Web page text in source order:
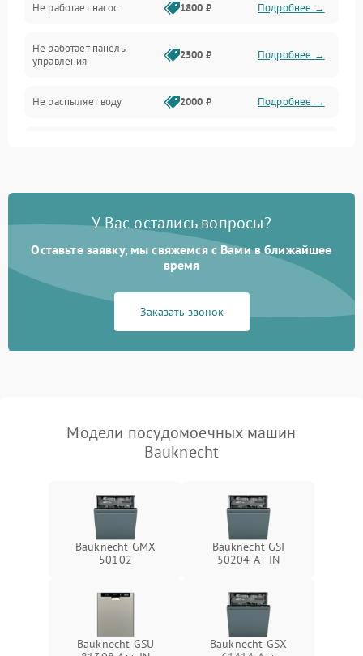
Вода
Гигиена
Программное обеспечение
Не работает насос 1800 ₽ Подробнее →
Не работает панель
управления
2500 ₽ Подробнее →
Не распыляет воду 2000 ₽ Подробнее →
Проблемы с набором
Не работает сушилка 2100 ₽ Подробнее →
Сбои в работе таймера 1700 ₽
У Вас остались вопросы?
Оставьте заявку, мы свяжемся с Вами в ближайшее
время
Заказать звонок
Модели посудомоечных машин
Bauknecht
Bauknecht GMX
50102
Bauknecht GSI
50204 A+ IN
Bauknecht GSU
Bauknecht GSX